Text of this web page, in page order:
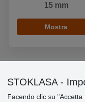
15 mm
Mostra
STOKLASA -
Facendo clic su "Accetta